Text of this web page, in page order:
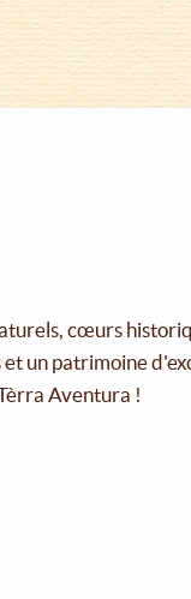
cœurs
un patrimoine
Aventura !